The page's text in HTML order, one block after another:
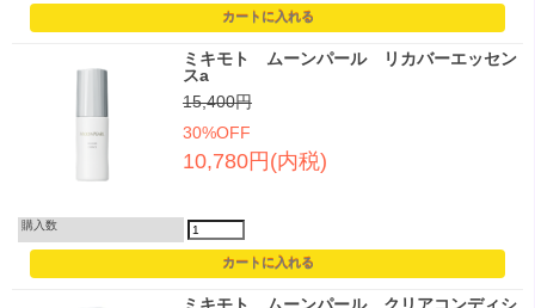
ミキモト ムーンパール リカバーエッセン
スa
15,400円
30%OFF
10,780円(内税)
購入数